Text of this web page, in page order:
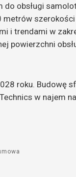
obsługi
metrów
i trendami w
powierzchni
roku. Budowę
w najem